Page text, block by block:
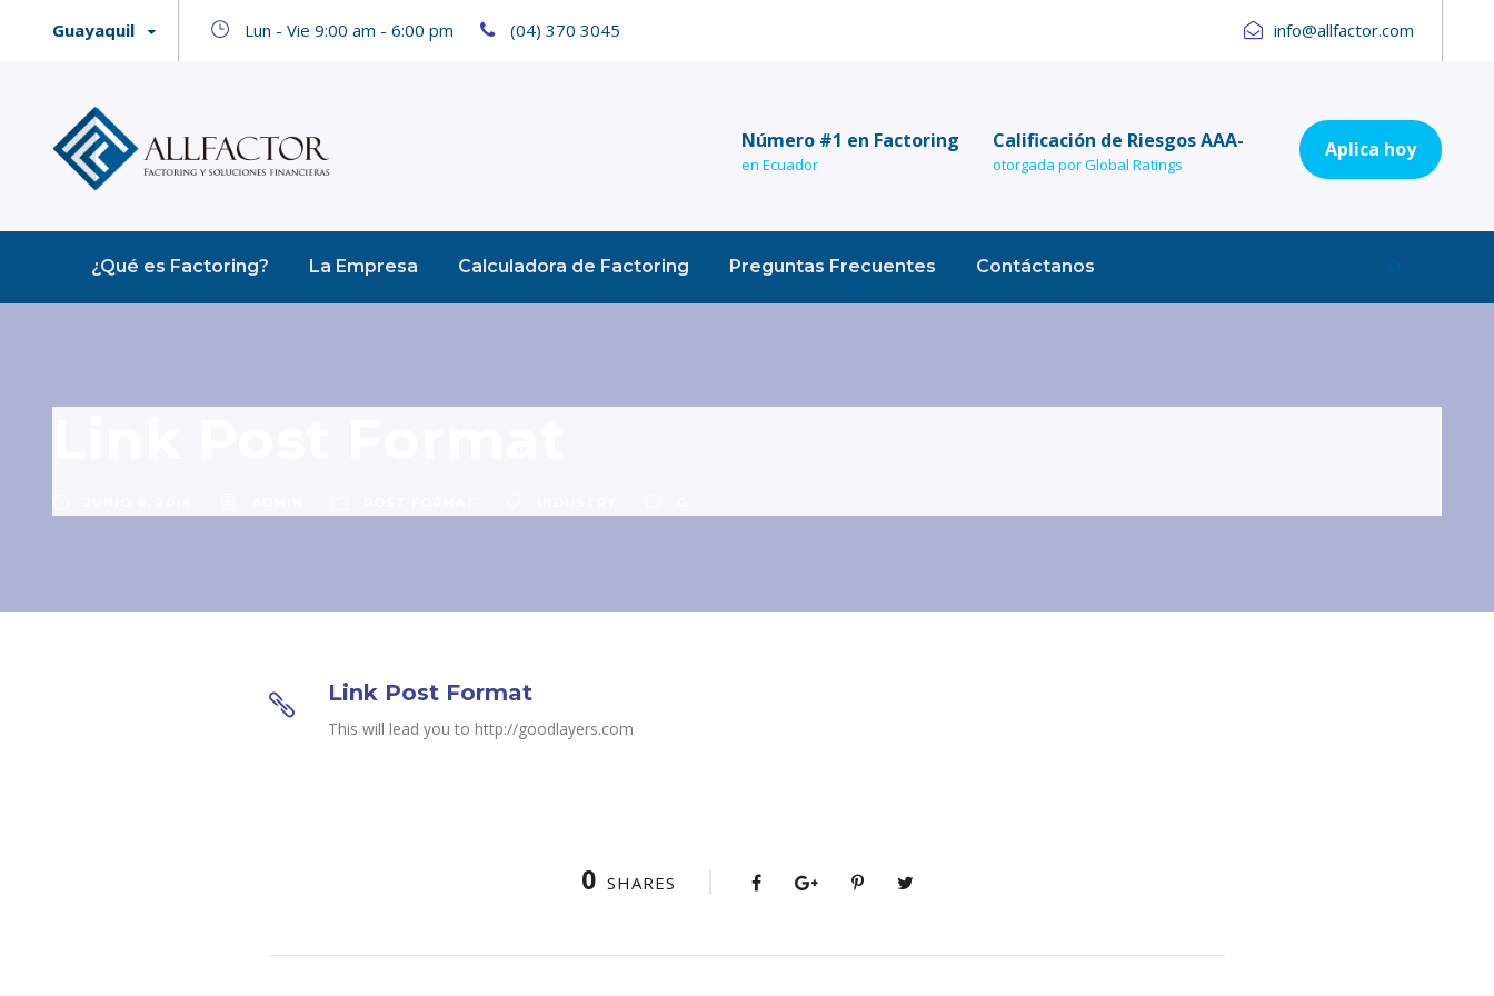
Guayaquil Lun - Vie 9:00 am - 6:00 pm (04) 370 3045 info@allfactor.com
Número #1 en Factoring
en Ecuador
Calificación de Riesgos AAA-
otorgada por Global Ratings
Aplica hoy
¿Qué es Factoring? La Empresa Calculadora de Factoring Preguntas Frecuentes Contáctanos
Link Post Format
This will lead you to http://goodlayers.com
0 SHARES